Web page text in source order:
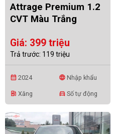
Attrage Premium 1.2
CVT Màu Trắng
Giá: 399 triệu
Trả trước: 119 triệu
calendar_month 2024 language Nhập khẩu
ev_station Xăng directions_car Số tự động